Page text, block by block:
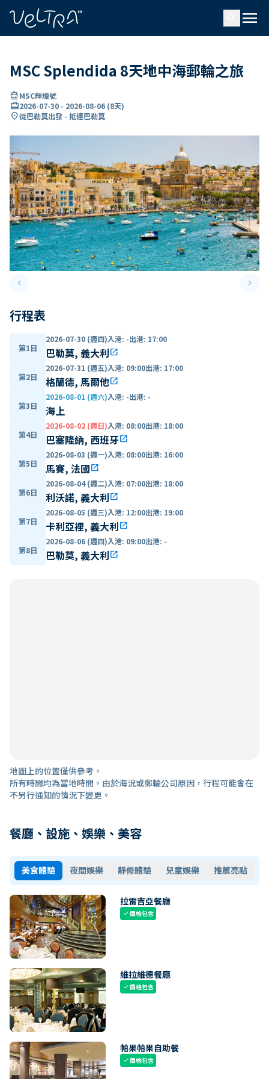
menu
MSC Splendida 8天地中海郵輪之旅
directions_boatMSC輝煌號
card_travel2026-07-30 - 2026-08-06 (8天)
location_on從巴勒莫出發 - 抵達巴勒莫
keyboard_arrow_leftPrevious slide keyboard_arrow_right
行程表
第1日
2026-07-30 (週四)入港: -出港: 17:00
巴勒莫, 義大利open_in_new
第2日
2026-07-31 (週五)入港: 09:00出港: 17:00
格蘭德, 馬爾他open_in_new
第3日
2026-08-01 (週六)入港: -出港: -
海上
第4日
2026-08-02 (週日)入港: 08:00出港: 18:00
巴塞隆納, 西班牙open_in_new
第5日
2026-08-03 (週一)入港: 08:00出港: 16:00
馬賽, 法國open_in_new
第6日
2026-08-04 (週二)入港: 07:00出港: 18:00
利沃諾, 義大利open_in_new
第7日
2026-08-05 (週三)入港: 12:00出港: 19:00
卡利亞裡, 義大利open_in_new
第8日
2026-08-06 (週四)入港: 09:00出港: -
巴勒莫, 義大利open_in_new
地圖上的位置僅供參考。
所有時間均為當地時間。由於海況或郵輪公司原因，行程可能會在
不另行通知的情況下變更。
餐廳、設施、娛樂、美容
美食體驗 夜間娛樂 靜修體驗 兒童娛樂 推薦亮點
拉雷吉亞餐廳
check價格包含
維拉維德餐廳
check價格包含
帕果帕果自助餐
check價格包含